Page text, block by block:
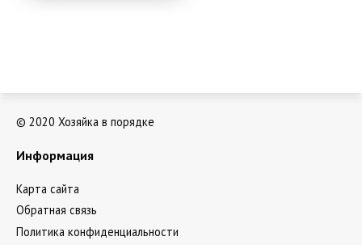
© 2020 Хозяйка в порядке
Информация
Карта сайта
Обратная связь
Политика конфиденциальности